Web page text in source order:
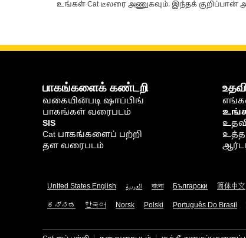
உங்கள் Cat டீலரை அணுகவும். இந்தக் குறிப்பான்
பாகங்களைக் கண்டறி
வகையின்படி ஷாப்பிங்
பாகங்கள் வரைபடம்
SIS
Cat பாகங்களைப் பற்றி
தள வரைபடம்
United States English العربية বাংলা Български 简体中文
ಕನ್ನಡ 한국어 Norsk Polski Português Do Brasil